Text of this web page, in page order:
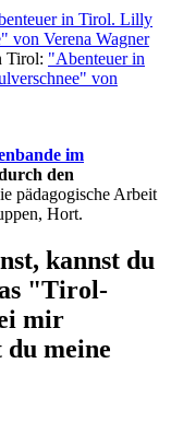
Tirol: "Abenteuer in
von
im
den
pädagogische Arbeit
Hort.
kannst du
"Tirol-
mir
meine